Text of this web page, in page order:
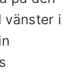
vänster i